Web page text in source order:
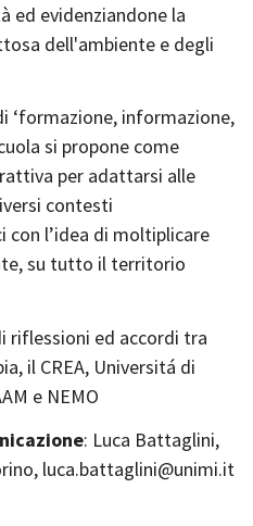
ed evidenziandone la
dell'ambiente e degli
‘formazione, informazione,
si propone come
per adattarsi alle
contesti
l’idea di moltiplicare
su tutto il territorio
riflessioni ed accordi tra
il CREA, Universitá di
e NEMO
: Luca Battaglini,
luca.battaglini@unimi.it